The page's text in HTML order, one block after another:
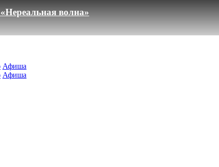
волна»
Афиша
Афиша